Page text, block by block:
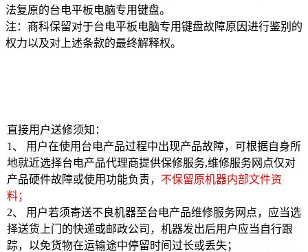
法复原的台电平板电脑专用键盘。
注：商科保留对于台电平板电脑专用键盘故障原因进行鉴别的
权力以及对上述条款的最终解释权。
直接用户送修须知：
1、 用户在使用台电产品过程中出现产品故障，可根据自身所
地就近选择台电产品代理商提供保修服务,维修服务网点仅对
产品硬件故障或使用功能负责， 不保留原机器内部文件资
料；
2、 用户若须寄送不良机器至台电产品维修服务网点，应当选
择送货上门的快递或邮政公司，机器发出后用户应当自行跟
踪，以免货物在运输途中停留时间过长或丢失；